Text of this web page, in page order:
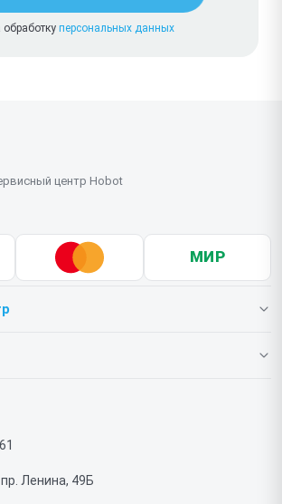
обработку персональных данных
центр Hobot
МИР
оплаты
пр. Ленина, 49Б